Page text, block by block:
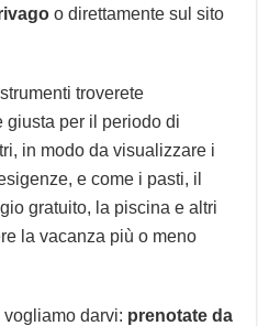
o direttamente sul sito
troverete
giusta per il periodo di
in modo da visualizzare i
e come i pasti, il
gratuito, la piscina e altri
la vacanza più o meno
darvi: prenotate da